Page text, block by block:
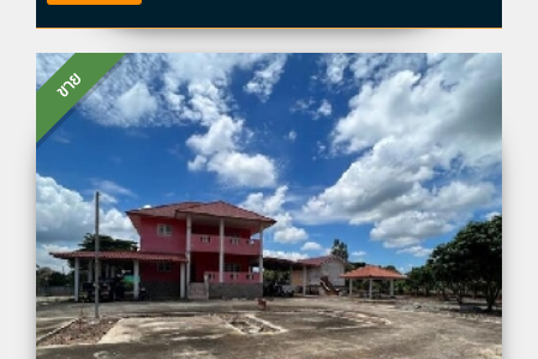
ขาย